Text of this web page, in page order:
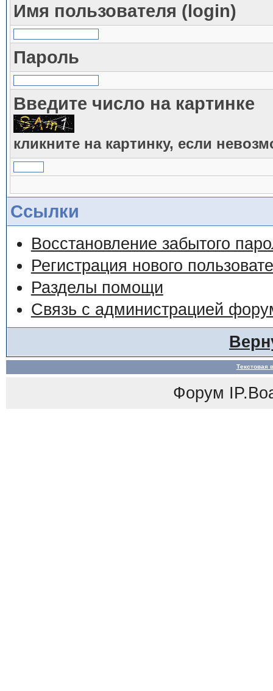
Имя пользователя (login)
Пароль
Введите число на картинке
кликните на картинку, если
Ссылки
Восстановление забытого
Регистрация нового
Разделы помощи
Связь с администрацией
Текстовая
Форум